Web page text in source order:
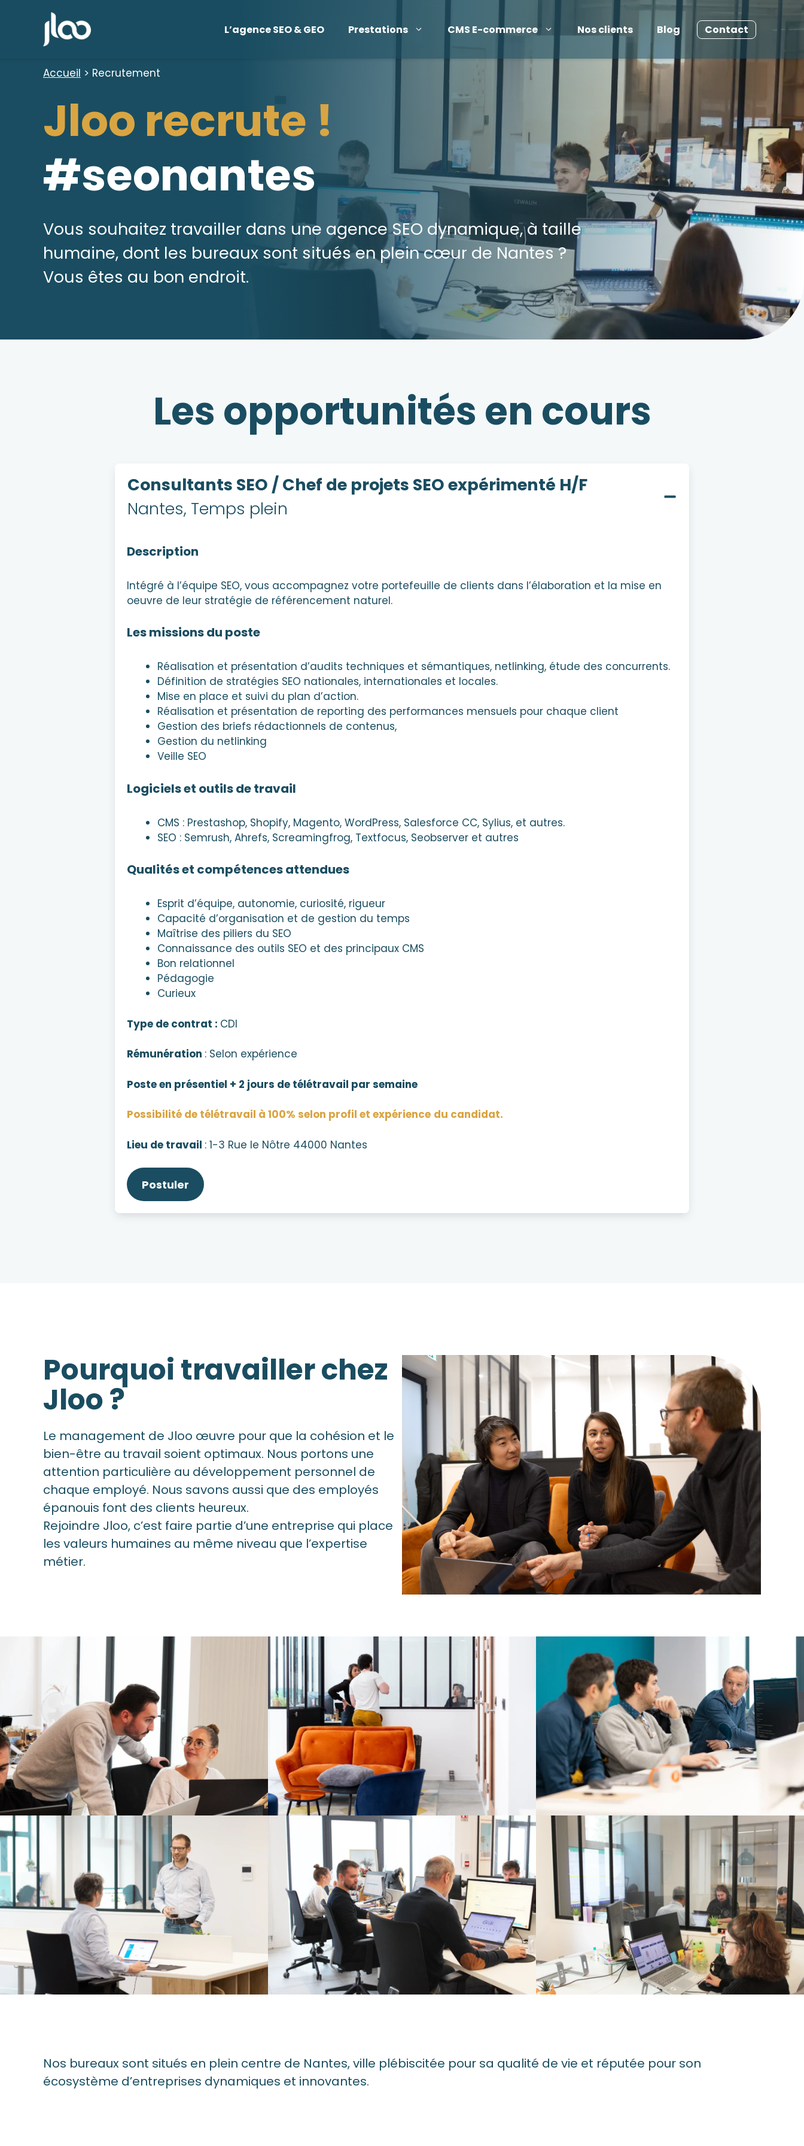
L’agence SEO & GEO Prestations CMS E-commerce Nos clients Blog Contact
Accueil > Recrutement
Jloo recrute !
#seonantes
Vous souhaitez travailler dans une agence SEO dynamique, à taille
humaine, dont les bureaux sont situés en plein cœur de Nantes ?
Vous êtes au bon endroit.
Les opportunités en cours
Consultants SEO / Chef de projets SEO expérimenté H/F
Nantes, Temps plein
Description
Intégré à l’équipe SEO, vous accompagnez votre portefeuille de clients dans l’élaboration et la mise en
oeuvre de leur stratégie de référencement naturel.
Les missions du poste
Réalisation et présentation d’audits techniques et sémantiques, netlinking, étude des concurrents.
Définition de stratégies SEO nationales, internationales et locales.
Mise en place et suivi du plan d’action.
Réalisation et présentation de reporting des performances mensuels pour chaque client
Gestion des briefs rédactionnels de contenus,
Gestion du netlinking
Veille SEO
Logiciels et outils de travail
CMS : Prestashop, Shopify, Magento, WordPress, Salesforce CC, Sylius, et autres.
SEO : Semrush, Ahrefs, Screamingfrog, Textfocus, Seobserver et autres
Qualités et compétences attendues
Esprit d’équipe, autonomie, curiosité, rigueur
Capacité d’organisation et de gestion du temps
Maîtrise des piliers du SEO
Connaissance des outils SEO et des principaux CMS
Bon relationnel
Pédagogie
Curieux
Type de contrat : CDI
Rémunération : Selon expérience
Poste en présentiel + 2 jours de télétravail par semaine
Possibilité de télétravail à 100% selon profil et expérience du candidat.
Lieu de travail : 1-3 Rue le Nôtre 44000 Nantes
Postuler
Pourquoi travailler chez
Jloo ?
Le management de Jloo œuvre pour que la cohésion et le
bien-être au travail soient optimaux. Nous portons une
attention particulière au développement personnel de
chaque employé. Nous savons aussi que des employés
épanouis font des clients heureux.
Rejoindre Jloo, c’est faire partie d’une entreprise qui place
les valeurs humaines au même niveau que l’expertise
métier.
Nos bureaux sont situés en plein centre de Nantes, ville plébiscitée pour sa qualité de vie et réputée pour son
écosystème d’entreprises dynamiques et innovantes.